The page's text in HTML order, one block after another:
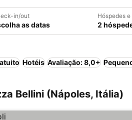
in/out
as datas
Hóspedes
2
Hotéis Avaliação: 8,0+
Bellini (Nápoles, Itália)